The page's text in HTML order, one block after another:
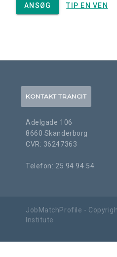
ANSØG TIP EN VEN
KONTAKT TRANCIT
Adelgade 106
8660 Skanderborg
CVR: 36247363
Telefon: 25 94 94 54
JobMatchProfile -
Institute